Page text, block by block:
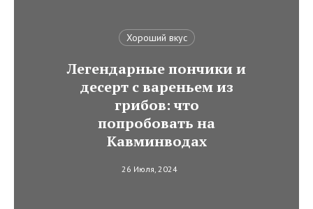
Хороший вкус
Легендарные пончики и
десерт с вареньем из
грибов: что
попробовать на
Кавминводах
26 Июля, 2024